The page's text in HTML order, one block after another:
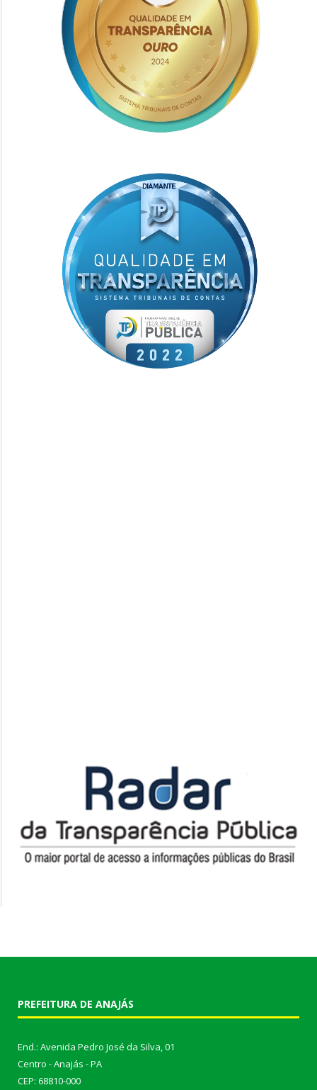
PREFEITURA DE ANAJÁS
End.: Avenida Pedro José da Silva, 01
Centro - Anajás - PA
CEP: 68810-000